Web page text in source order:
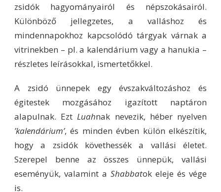
zsidók hagyományairól és népszokásairól.
Különböző jellegzetes, a valláshoz és
mindennapokhoz kapcsolódó tárgyak várnak a
vitrinekben – pl. a kalendárium vagy a hanukia –
részletes leírásokkal, ismertetőkkel.
A zsidó ünnepek egy évszakváltozáshoz és
égitestek mozgásához igazított naptáron
alapulnak. Ezt Luahnak nevezik, héber nyelven
’kalendárium’, és minden évben külön elkészítik,
hogy a zsidók követhessék a vallási életet.
Szerepel benne az összes ünnepük, vallási
eseményük, valamint a Shabbatok eleje és vége
is.